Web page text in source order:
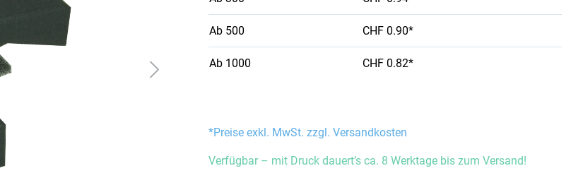
Ab 500 CHF 0.90*
Ab 1000 CHF 0.82*
*Preise exkl. MwSt. zzgl. Versandkosten
Verfügbar – mit Druck dauert’s ca. 8 Werktage bis zum Versand!